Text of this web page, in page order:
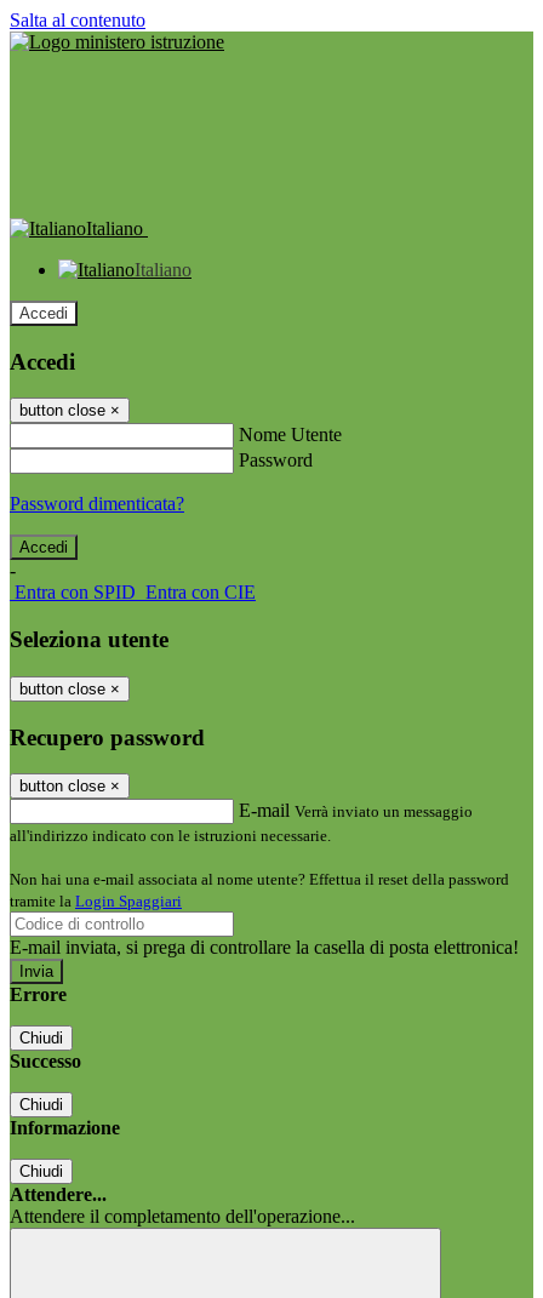
Salta al contenuto
Italiano
Italiano
Accedi
Accedi
button close ×
Nome Utente
Password
Password dimenticata?
-
Entra con SPID Entra con CIE
Seleziona utente
button close ×
Recupero password
button close ×
E-mail Verrà inviato un messaggio
all'indirizzo indicato con le istruzioni necessarie.
Non hai una e-mail associata al nome utente? Effettua il reset della password
tramite la Login Spaggiari
E-mail inviata, si prega di controllare la casella di posta elettronica!
Errore
Chiudi
Successo
Chiudi
Informazione
Chiudi
Attendere...
Attendere il completamento dell'operazione...